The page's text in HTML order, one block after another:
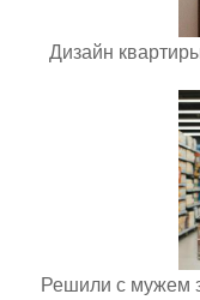
Дизайн
Решили с мужем